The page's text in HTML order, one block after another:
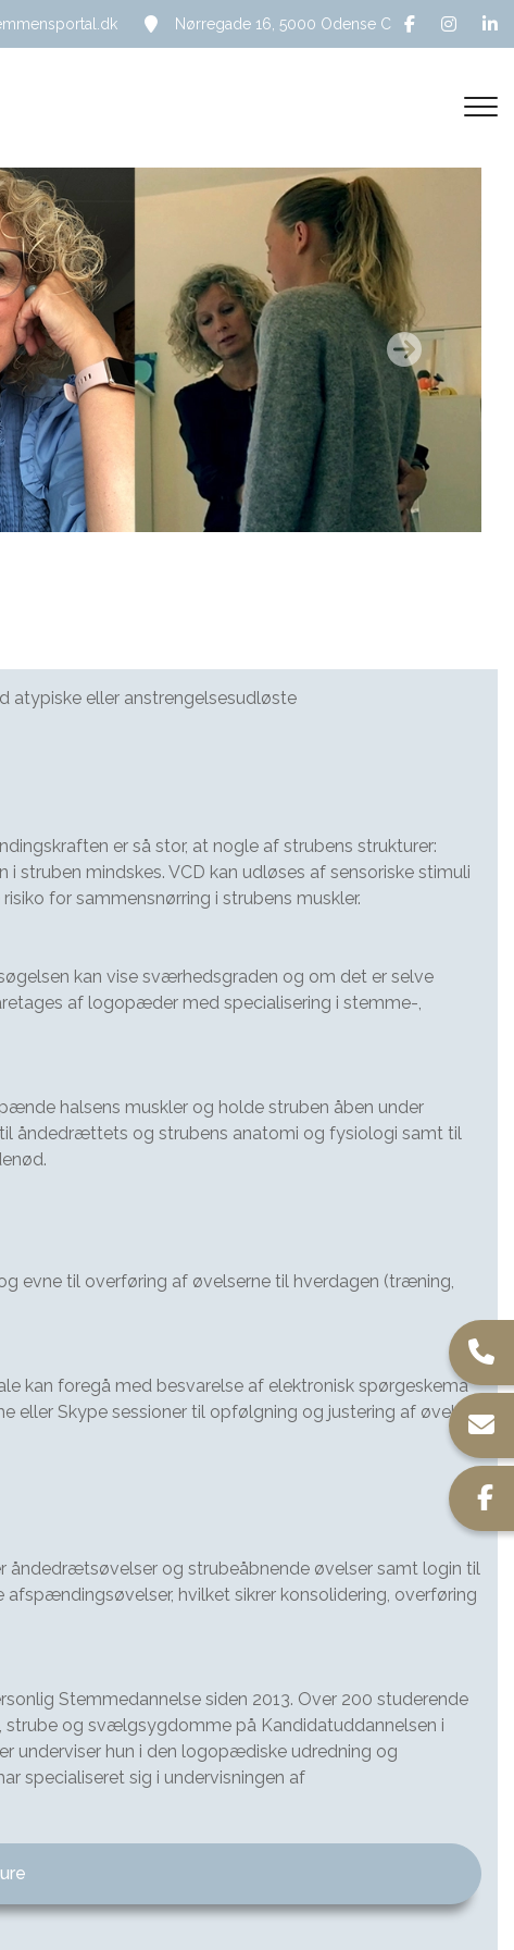
Nørregade 16, 5000 Odense C
Next
atypiske eller anstrengelsesudløste
er så stor, at nogle af strubens strukturer:
mindskes. VCD kan udløses af sensoriske stimuli
for sammensnørring i strubens muskler.
kan vise sværhedsgraden og om det er selve
af logopæder med specialisering i stemme-,
halsens muskler og holde struben åben under
åndedrættets og strubens anatomi og fysiologi samt til
evne til overføring af øvelserne til hverdagen (træning,
kan foregå med besvarelse af elektronisk spørgeskema
eller Skype sessioner til opfølgning og justering af øvelser.
åndedrætsøvelser og strubeåbnende øvelser samt login til
hvilket sikrer konsolidering, overføring
Stemmedannelse siden 2013. Over 200 studerende
strube og svælgsygdomme på Kandidatuddannelsen i
underviser hun i den logopædiske udredning og
specialiseret sig i undervisningen af